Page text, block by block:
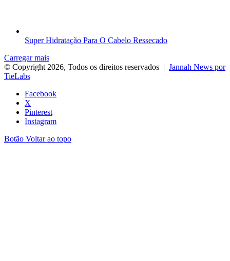
Super Hidratação Para O Cabelo Ressecado
Carregar mais
© Copyright 2026, Todos os direitos reservados | Jannah News por
TieLabs
Facebook
X
Pinterest
Instagram
Botão Voltar ao topo